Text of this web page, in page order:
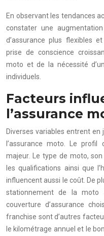
En observant les tendances
constater une
d’assurance plus flexibles
prise de conscience
moto et de la nécessité
individuels.
Facteurs
l’assurance
Diverses variables entrent
l’assurance moto. Le
majeur. Le type de moto,
les qualifications ainsi que
influencent aussi le coût. De
stationnement de la moto
couverture d’assurance
franchise sont d’autres
le kilométrage annuel et le